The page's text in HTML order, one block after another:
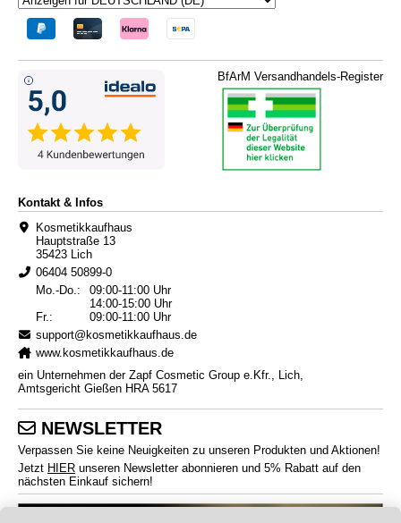
BfArM Versandhandels-Register
Kontakt & Infos
Kosmetikkaufhaus
Hauptstraße 13
35423 Lich
06404 50899-0
Mo.-Do.:
09:00-11:00 Uhr
14:00-15:00 Uhr
Fr.:
09:00-11:00 Uhr
support@kosmetikkaufhaus.de
www.kosmetikkaufhaus.de
ein Unternehmen der Zapf Cosmetic Group e.Kfr., Lich,
Amtsgericht Gießen HRA 5617
NEWSLETTER
Verpassen Sie keine Neuigkeiten zu unseren Produkten und Aktionen!
Jetzt HIER unseren Newsletter abonnieren und 5% Rabatt auf den
nächsten Einkauf sichern!